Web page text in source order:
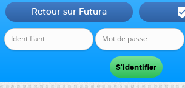
Retour sur Futura